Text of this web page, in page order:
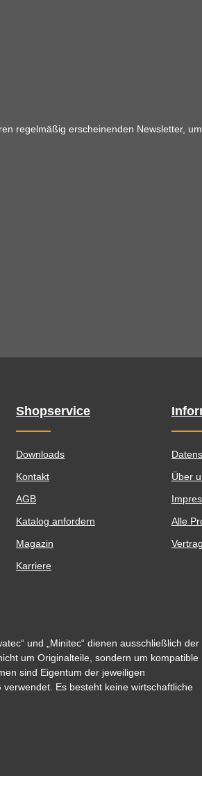
regelmäßig erscheinenden Newsletter,
Shopservice
Downloads
Kontakt
AGB
Katalog anfordern
Magazin
Karriere
Über
Alle
und „Minitec“ dienen ausschließlich der
um Originalteile, sondern um kompatible
sind Eigentum der jeweiligen
Es besteht keine wirtschaftliche